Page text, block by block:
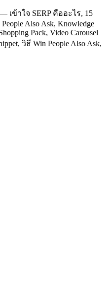
เข้าใจ SERP คืออะไร, 15
People Also Ask, Knowledge
Pack, Video Carousel
วิธี Win People Also Ask,